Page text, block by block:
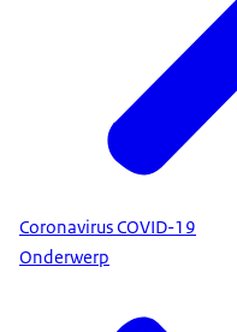
Coronavirus COVID-19
Onderwerp